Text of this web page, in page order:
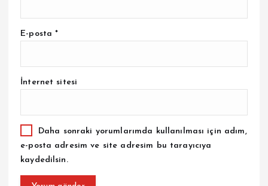
E-posta*
İnternet sitesi
Daha sonraki yorumlarımda kullanılması için adım,
e-posta adresim ve site adresim bu tarayıcıya
kaydedilsin.